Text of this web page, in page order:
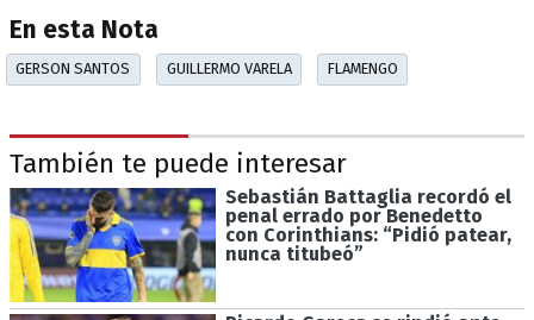
En esta Nota
GERSON SANTOS GUILLERMO VARELA FLAMENGO
También te puede interesar
Sebastián Battaglia recordó el
penal errado por Benedetto
con Corinthians: “Pidió patear,
nunca titubeó”